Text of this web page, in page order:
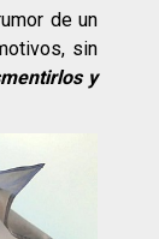
de un
sin
y